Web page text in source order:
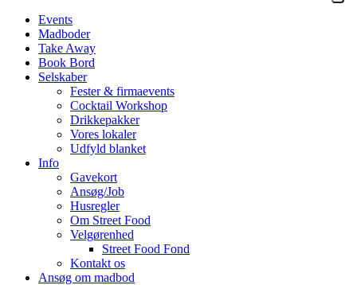
Events
Madboder
Take Away
Book Bord
Selskaber
Fester & firmaevents
Cocktail Workshop
Drikkepakker
Vores lokaler
Udfyld blanket
Info
Gavekort
Ansøg/Job
Husregler
Om Street Food
Velgørenhed
Street Food Fond
Kontakt os
Ansøg om madbod